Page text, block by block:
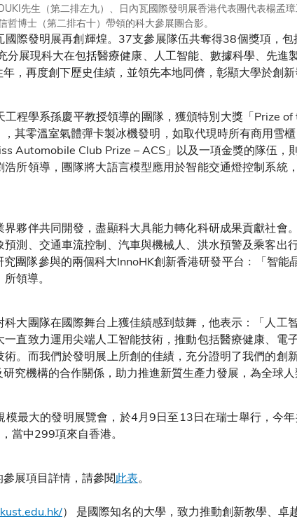
先生（第二排左九）、日內瓦國際發明展香港代表團代表楊孟
博士（第二排右十）帶領的科大參展團合影。
際發明展再創輝煌。37支參展隊伍共奪得38個獎項，
分展現科大在包括醫療健康、人工智能、數據科學、先進
，再度創下歷史佳績，並領先本地同儕，彰顯大學於創新
工程學系孫慶平教授領導的團隊，獲頒特別大獎「Prize
其零溫室氣體彈卡製冰機發明，如取代現時所有商用雪
Automobile Club Prize – ACS」以及一項金獎的隊伍，
所領導，團隊將大語言模型應用於智能交通燈控制系統
夥伴共同開發，盡顯科大具能力轉化科研成果貢獻社會
測、交通車流控制、汽車與機械人、洪水預警及乘客出
團隊參與的兩個科大InnoHK創新香港研發平台﹕「智能
領導。
大團隊在國際舞台上獲佳績感到鼓舞，他表示：「人工
直致力運用尖端人工智能技術，推動包括醫療健康、電
。而我們於發明展上所創的佳績，充分證明了我們的創
究機構的合作關係，助力推進新質生產力發展，為全球
最大的發明展覽會，於4月9日至13日在瑞士舉行，今
當中299項來自香港。
展項目詳情，請參閱此表。
） 是國際知名的大學，致力推動創新教學、